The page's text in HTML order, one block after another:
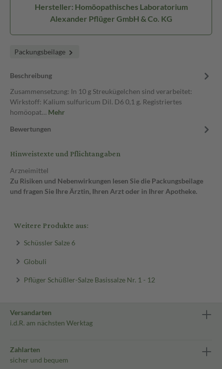
Hersteller: Homöopathisches Laboratorium
Alexander Pflüger GmbH & Co. KG
Packungsbeilage
Beschreibung
Zusammensetzung: In 10 g Streukügelchen sind verarbeitet:
Wirkstoff: Kalium sulfuricum Dil. D6 0,1 g. Registriertes
homöopat… Mehr
Bewertungen
Hinweistexte und Pflichtangaben
Arzneimittel
Zu Risiken und Nebenwirkungen lesen Sie die Packungsbeilage
und fragen Sie Ihre Ärztin, Ihren Arzt oder in Ihrer Apotheke.
Weitere Produkte aus:
Schüssler Salze 6
Globuli
Pflüger Schüßler-Salze Basissalze Nr. 1 - 12
Versandarten
i.d.R. am nächsten Werktag
Zahlarten
sicher und bequem